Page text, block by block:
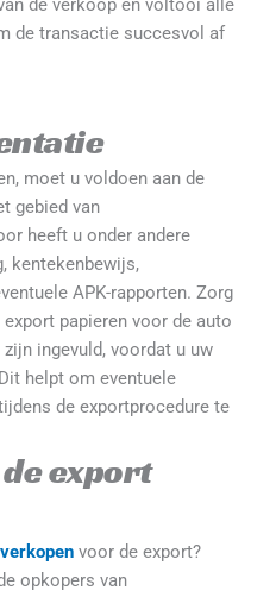
de verkoop en voltooi alle
de transactie succesvol af
moet u voldoen aan de
gebied van
heeft u onder andere
kentekenbewijs,
APK-rapporten. Zorg
papieren voor de auto
ingevuld, voordat u uw
helpt om eventuele
de exportprocedure te
export
voor de export?
opkopers van